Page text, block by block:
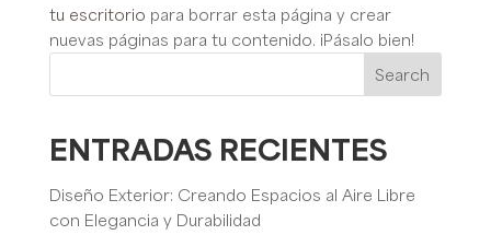
tu escritorio para borrar esta página y crear
nuevas páginas para tu contenido. ¡Pásalo bien!
Search
ENTRADAS RECIENTES
Diseño Exterior: Creando Espacios al Aire Libre
con Elegancia y Durabilidad